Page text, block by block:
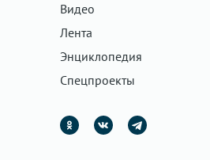
Видео
Лента
Энциклопедия
Спецпроекты